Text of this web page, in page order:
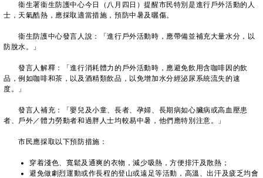
衞生署衞生防護中心今日（八月四日）提醒市民特別是進行戶外活動的人
士，天氣酷熱，應採取適當措施，預防中暑及曬傷。
衞生防護中心發言人說：「進行戶外活動時，應帶備並補充大量水分，以
防脫水。」
發言人解釋：「進行消耗體力的戶外活動時，應避免飲用含咖啡因的飲
品，例如咖啡和茶，以及酒精類飲品，以免增加水分經泌尿系統流失的速
度。」
發言人補充：「嬰兒及小童、長者、孕婦、長期病如心臟病或高血壓患
者、戶外／體力勞動者和過胖人士均較易中暑，他們應特別注意。」
市民應採取以下預防措施：
穿着淺色、寬鬆及通爽的衣物，減少吸熱，方便排汗及散熱；
避免做劇烈運動或作長程的登山或遠足等活動，高溫、出汗及疲乏均會